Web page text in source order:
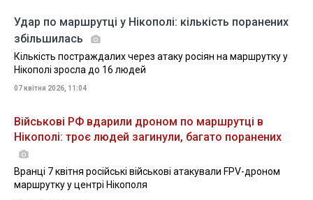
Удар по маршрутці у Нікополі: кількість поранених
збільшилась
Кількість постраждалих через атаку росіян на маршрутку у
Нікополі зросла до 16 людей
07 квітня 2026, 11:04
Військові РФ вдарили дроном по маршрутці в
Нікополі: троє людей загинули, багато поранених
Вранці 7 квітня російські військові атакували FPV-дроном
маршрутку у центрі Нікополя